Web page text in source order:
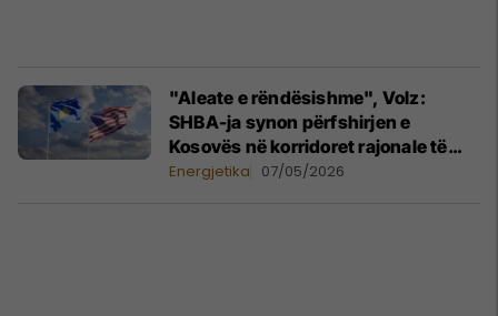
"Aleate e rëndësishme", Volz:
SHBA-ja synon përfshirjen e
Kosovës në korridoret rajonale të
energjisë
Energjetika 07/05/2026